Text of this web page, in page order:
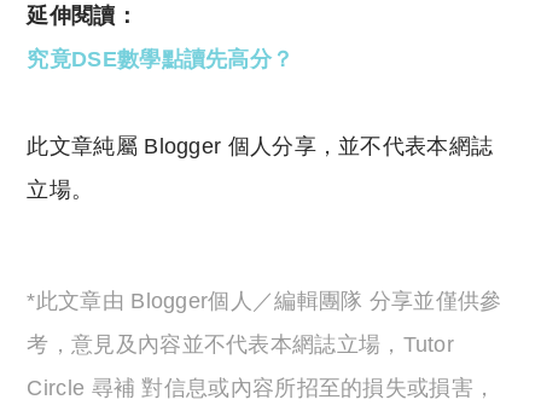
延伸閱讀：
究竟DSE數學點讀先高分？
此文章純屬 Blogger 個人分享，並不代表本網誌
立場。
*此文章由 Blogger個人／編輯團隊 分享並僅供參
考，意見及內容並不代表本網誌立場，Tutor
Circle 尋補 對信息或內容所招至的損失或損害，